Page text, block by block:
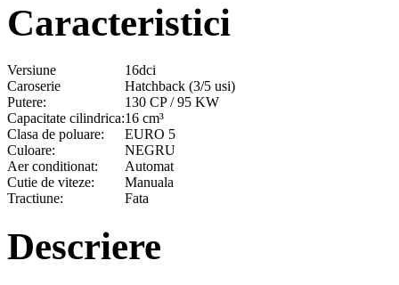
Caracteristici
Versiune
16dci
Caroserie
Hatchback (3/5 usi)
Putere:
130 CP / 95 KW
Capacitate cilindrica:16 cm³
Clasa de poluare:
EURO 5
Culoare:
NEGRU
Aer conditionat:
Automat
Cutie de viteze:
Manuala
Tractiune:
Fata
Descriere